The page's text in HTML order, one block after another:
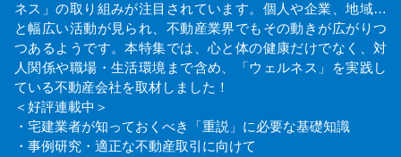
ネス」の取り組みが注目されています。個人や企業、地域…
と幅広い活動が見られ、不動産業界でもその動きが広がりつ
つあるようです。本特集では、心と体の健康だけでなく、対
人関係や職場・生活環境まで含め、「ウェルネス」を実践し
ている不動産会社を取材しました！
＜好評連載中＞
・宅建業者が知っておくべき「重説」に必要な基礎知識
・事例研究・適正な不動産取引に向けて